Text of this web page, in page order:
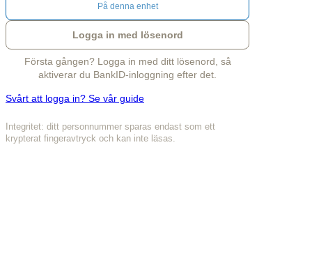
På denna enhet
Logga in med lösenord
Första gången? Logga in med ditt lösenord, så
aktiverar du BankID-inloggning efter det.
Svårt att logga in? Se vår guide
Integritet: ditt personnummer sparas endast som ett
krypterat fingeravtryck och kan inte läsas.